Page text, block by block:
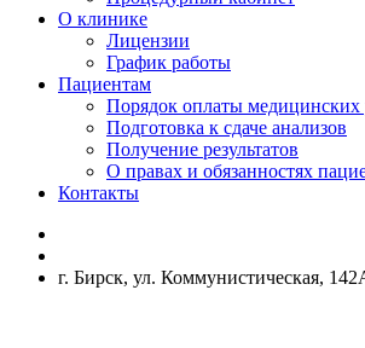
О клинике
Лицензии
График работы
Пациентам
Порядок оплаты медицинских
Подготовка к сдаче анализов
Получение результатов
О правах и обязанностях
Контакты
г. Бирск, ул. Коммунистическая,